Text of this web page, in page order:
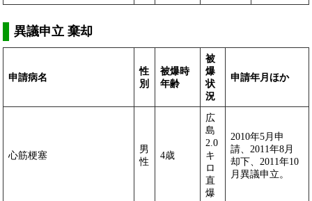
異議申立 棄却
申請病名
性
別
被爆時
年齢
被
爆
状
況
申請年月ほか
心筋梗塞
男
性
4歳
広
島
2.0
キ
ロ
直
爆
2010年5月申
請、2011年8月
却下、2011年10
月異議申立。